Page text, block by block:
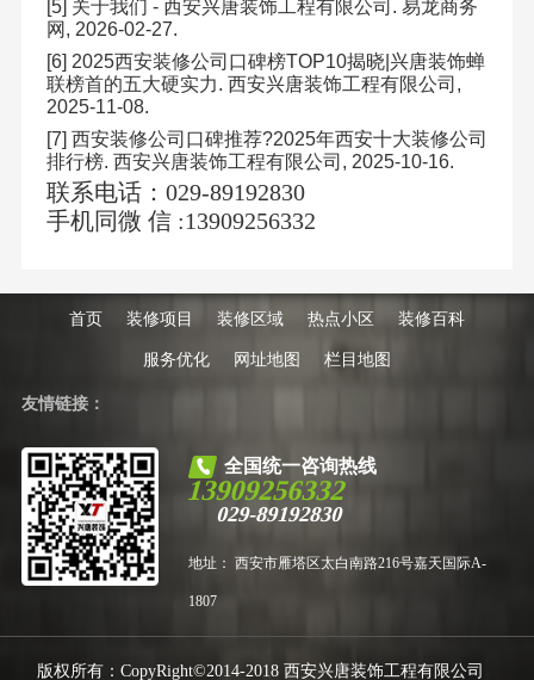
[5] 关于我们 - 西安兴唐装饰工程有限公司 . 易龙商务
网 , 2026-02-27.
[6] 2025西安装修公司口碑榜TOP10揭晓| 兴唐装饰蝉
联榜首的五大硬实力. 西安兴唐装饰工程有限公司 ,
2025-11-08.
[7] 西安装修公司口碑推荐?2025年西安十大装修公司
排行榜. 西安兴唐装饰工程有限公司 , 2025-10-16.
联系电话：029-89192830
手机同微 信 :13909256332
首页 装修项目 装修区域 热点小区 装修百科
服务优化 网址地图 栏目地图
友情链接：
全国统一咨询热线
13909256332
029-89192830
地址： 西安市雁塔区太白南路216号嘉天国际A-
1807
版权所有：CopyRight©2014-2018 西安兴唐装饰工程有限公司